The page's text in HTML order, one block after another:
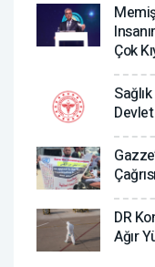
Çok
DR
Ağır